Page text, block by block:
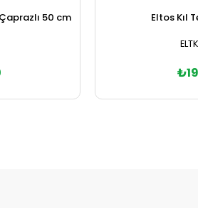
50 cm Eltos Kıl